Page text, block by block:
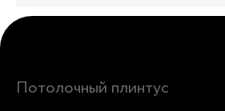
Потолочный плинтус